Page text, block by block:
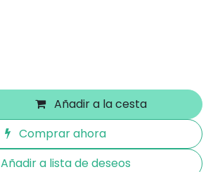
Añadir a la cesta
Comprar ahora
Añadir a lista de deseos